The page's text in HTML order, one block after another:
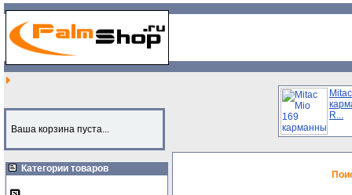
Ваша корзина пуста...
Категории товаров
R...